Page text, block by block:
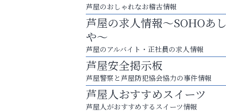
芦屋のおしゃれなお稽古情報
芦屋の求人情報～SOHOあし
や～
芦屋のアルバイト・正社員の求人情報
芦屋安全掲示板
芦屋警察と芦屋防犯協会協力の事件情報
芦屋人おすすめスイーツ
芦屋人がおすすめするスイーツ情報